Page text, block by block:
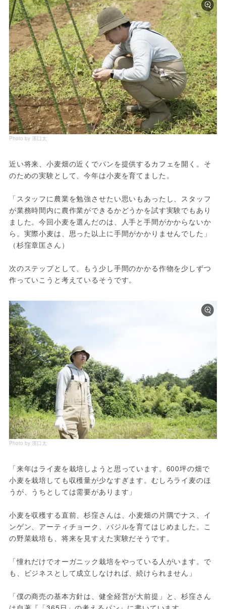
Photo by 濱口太
近い将来、小麦畑の近くでパンを提供するカフェを開く。そ
のための実験として、今年は小麦を育てました。
「スタッフに農業を勉強させたい思いもあったし、スタッフ
が業務時間内に農作業ができるかどうかを試す実験でもあり
ました。今回小麦を選んだのは、人手と手間がかからないか
ら。実際小麦は、思った以上に手間がかかりませんでした」
（杉窪章匡さん）
次のステップとして、もう少し手間のかかる作物を少しずつ
Photo by 濱口太
「来年はライ麦を栽培しようと思っています。600坪の畑で
小麦を栽培しても収穫量が少なすぎます。むしろライ麦のほ
うが、うちとしては需要があります」
小麦を収穫する直前、杉窪さんは、小麦畑の片隅でナス、イ
ンゲン、アーティチョーク、バジルを育てはじめました。こ
の野菜栽培も、将来を見すえた実験だそうです。
「憧れだけでオーガニック栽培をやっている人がいます。で
も、ビジネスとして成立しなければ、続けられません」
「僕の商売の基本方針は、健全経営が大前提」と、杉窪さん